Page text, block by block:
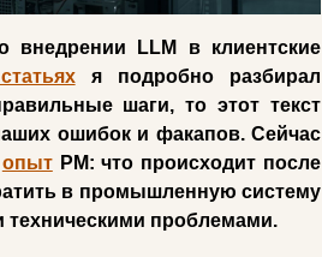
LLM в клиентские
я подробно разбирал
шаги, то этот текст
ошибок и факапов. Сейчас
опытPM: что происходит после
в промышленную систему
техническими проблемами.